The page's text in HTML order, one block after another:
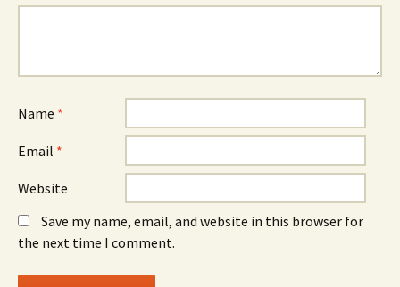
Name *
Email *
Website
Save my name, email, and website in this browser for
the next time I comment.